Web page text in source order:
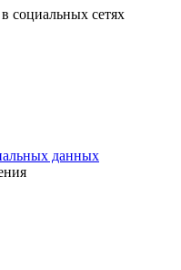
социальных сетях
данных